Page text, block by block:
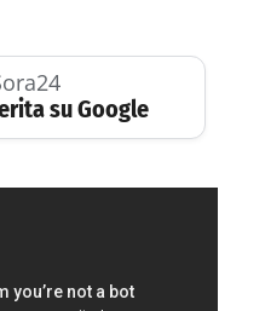
su Google